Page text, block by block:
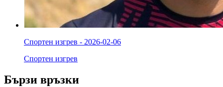
Спортен изгрев - 2026-02-06
Спортен изгрев
Бързи връзки